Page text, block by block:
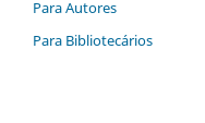
Para Autores
Para Bibliotecários